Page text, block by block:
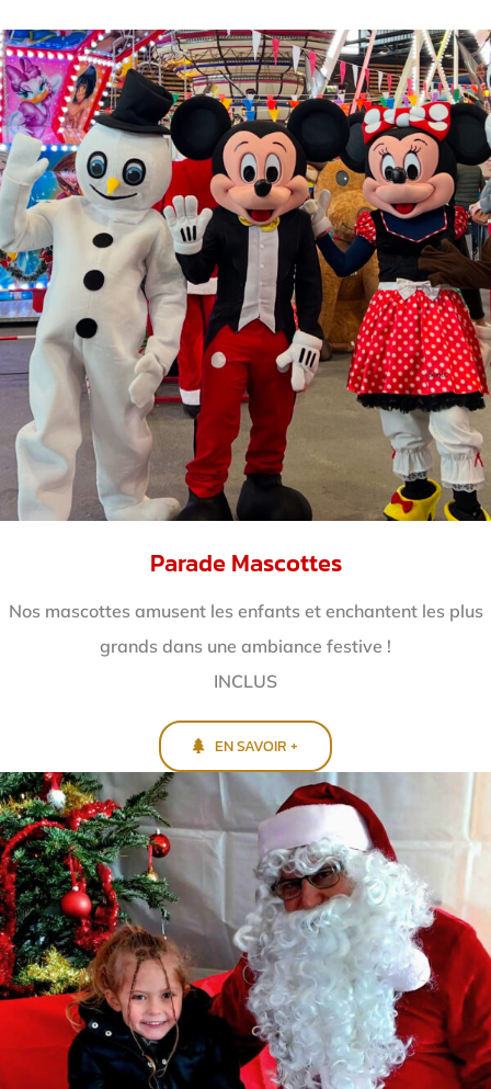
Parade Mascottes
Nos mascottes amusent les enfants et enchantent les plus
grands dans une ambiance festive !
INCLUS
EN SAVOIR +